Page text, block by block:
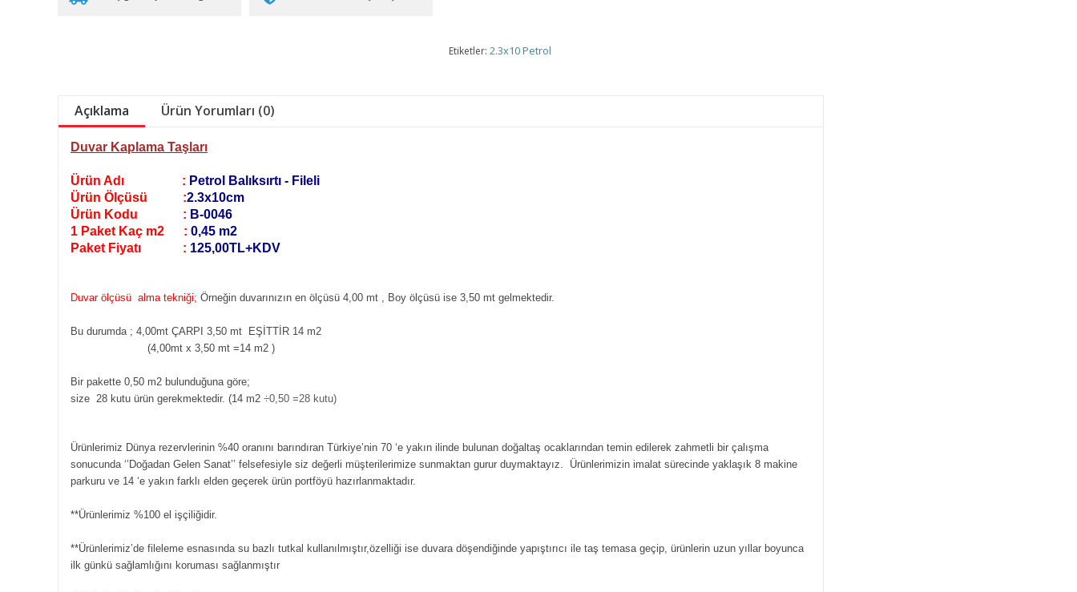
Etiketler: 2.3x10 Petrol
Açıklama Ürün Yorumları (0)
Duvar Kaplama Taşları
Ürün Adı : Petrol Balıksırtı - Fileli
Ürün Ölçüsü :2.3x10cm
Ürün Kodu : B-0046
1 Paket Kaç m2 : 0,45 m2
Paket Fiyatı : 125,00TL+KDV
Duvar ölçüsü alma tekniği; Örneğin duvarınızın en ölçüsü 4,00 mt , Boy ölçüsü ise 3,50 mt gelmektedir.
Bu durumda ; 4,00mt ÇARPI 3,50 mt EŞİTTİR 14 m2
(4,00mt x 3,50 mt =14 m2 )
Bir pakette 0,50 m2 bulunduğuna göre;
size 28 kutu ürün gerekmektedir. (14 m2 ÷0,50 =28 kutu)
Ürünlerimiz Dünya rezervlerinin %40 oranını barındıran Türkiye’nin 70 ‘e yakın ilinde bulunan doğaltaş ocaklarından temin edilerek zahmetli bir çalışma
sonucunda ‘’Doğadan Gelen Sanat’’ felsefesiyle siz değerli müşterilerimize sunmaktan gurur duymaktayız. Ürünlerimizin imalat sürecinde yaklaşık 8 makine
parkuru ve 14 ‘e yakın farklı elden geçerek ürün portföyü hazırlanmaktadır.
**Ürünlerimiz %100 el işçiliğidir.
**Ürünlerimiz’de fileleme esnasında su bazlı tutkal kullanılmıştır,özelliği ise duvara döşendiğinde yapıştırıcı ile taş temasa geçip, ürünlerin uzun yıllar boyunca
ilk günkü sağlamlığını koruması sağlanmıştır